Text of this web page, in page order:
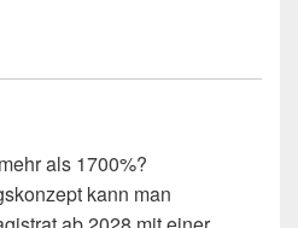
als 1700%?
kann man